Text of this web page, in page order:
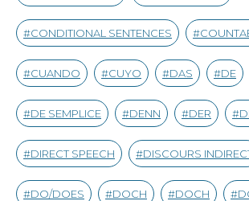
CONDITIONAL SENTENCES
CUANDO CUYO DAS DE
DE SEMPLICE DENN DER
DIRECT SPEECH DISCOURS
DO/DOES DOCH DOCH